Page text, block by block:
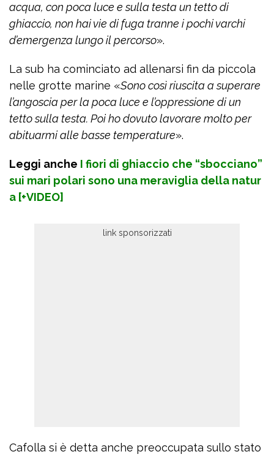
acqua, con poca luce e sulla testa un tetto di
ghiaccio, non hai vie di fuga tranne i pochi varchi
d’emergenza lungo il percorso».
La sub ha cominciato ad allenarsi fin da piccola
nelle grotte marine «Sono così riuscita a superare
l’angoscia per la poca luce e l’oppressione di un
tetto sulla testa. Poi ho dovuto lavorare molto per
abituarmi alle basse temperature».
Leggi anche I fiori di ghiaccio che “sbocciano”
sui mari polari sono una meraviglia della natur
a [+VIDEO]
Cafolla si è detta anche preoccupata sullo stato